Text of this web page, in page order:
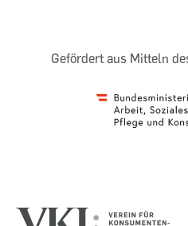
Gefördert aus Mitteln